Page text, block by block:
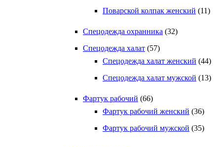
Поварской колпак женский (11)
Спецодежда охранника (32)
Спецодежда халат (57)
Спецодежда халат женский (44)
Спецодежда халат мужской (13)
Фартук рабочий (66)
Фартук рабочий женский (36)
Фартук рабочий мужской (35)